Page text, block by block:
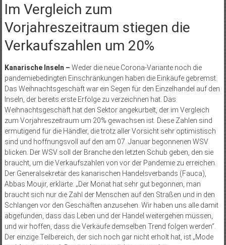
Im Vergleich zum
Vorjahreszeitraum stiegen die
Verkaufszahlen um 20%
Kanarische Inseln – Weder die neue Corona-Variante noch die
pandemiebedingten Einschränkungen haben die Einkäufe ­gebremst.
Das Weihnachtsgeschäft war ein Segen für den Einzelhandel auf den
Inseln, der bereits erste Erfolge zu verzeichnen hat. Das
Weihnachtsgeschäft hat den Sektor angekurbelt, der im Vergleich
zum Vorjahreszeitraum um 20% gewachsen ist. Diese Zahlen sind
ermutigend für die Händler, die trotz aller Vorsicht sehr optimistisch
sind und hoffnungsvoll auf den am 07. Januar begonnenen WSV
blicken. Der WSV soll der Branche den letzten Schub geben, den sie
braucht, um die Verkaufszahlen von vor der Pandemie zu erreichen.
Der Generalsekretär des kanarischen Handelsverbands (Fauca),
Abbas Moujir, erklärte: „Der Monat hat sehr gut begonnen, man
braucht sich nur die Zahl der Menschen auf den Straßen und in den
Schlangen vor den Geschäften anzusehen. Wir haben uns alle damit
abgefunden, dass das Leben und der Handel weitergehen müssen,
und wir hoffen, dass die Verkäufe demselben Trend folgen werden“.
Der einzige Teilbereich, der sich noch gar nicht erholt hat, ist „Mode